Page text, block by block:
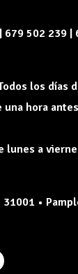
679 502 239 |
los días
hora
lunes a
•